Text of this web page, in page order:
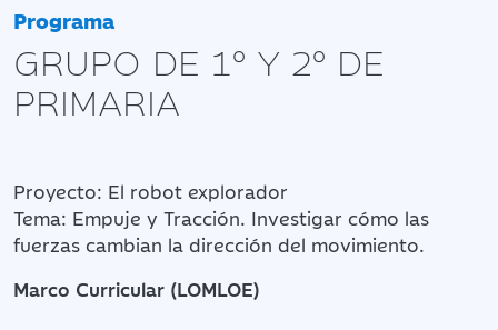
Programa
GRUPO DE 1º Y 2º DE
PRIMARIA
Proyecto: El robot explorador
Tema: Empuje y Tracción. Investigar cómo las
fuerzas cambian la dirección del movimiento.
Marco Curricular (LOMLOE)